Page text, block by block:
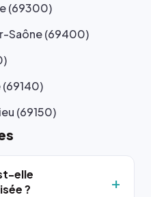
(69300)
Saône (69400)
(69140)
(69150)
elle
?